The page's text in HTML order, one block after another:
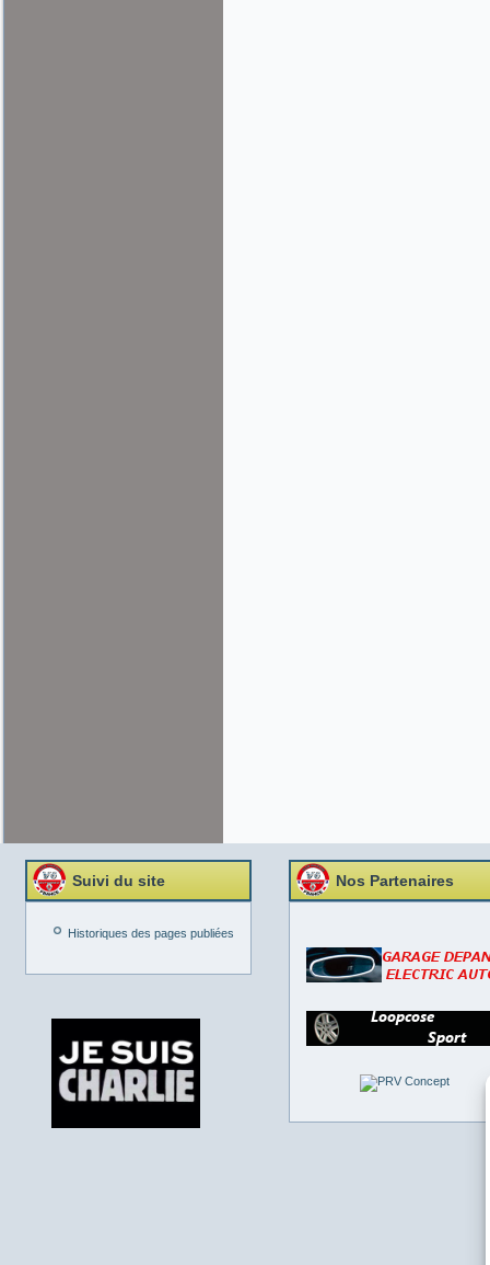
Suivi du site
Historiques des pages publiées
Nos Partenaires